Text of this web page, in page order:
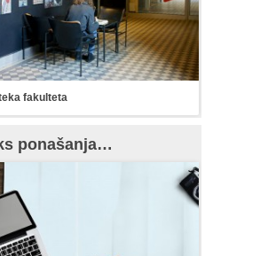
fakulteta
ponašanja…